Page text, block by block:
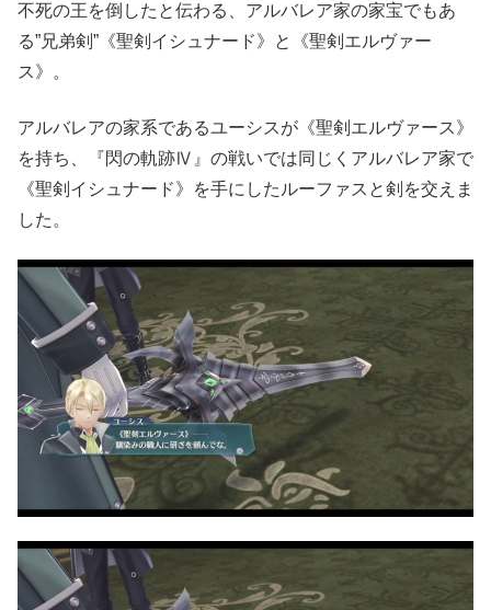
不死の王を倒したと伝わる、アルバレア家の家宝でもあ
る”兄弟剣”《聖剣イシュナード》と《聖剣エルヴァー
ス》。
アルバレアの家系であるユーシスが《聖剣エルヴァース》
を持ち、『閃の軌跡Ⅳ』の戦いでは同じくアルバレア家で
《聖剣イシュナード》を手にしたルーファスと剣を交えま
した。